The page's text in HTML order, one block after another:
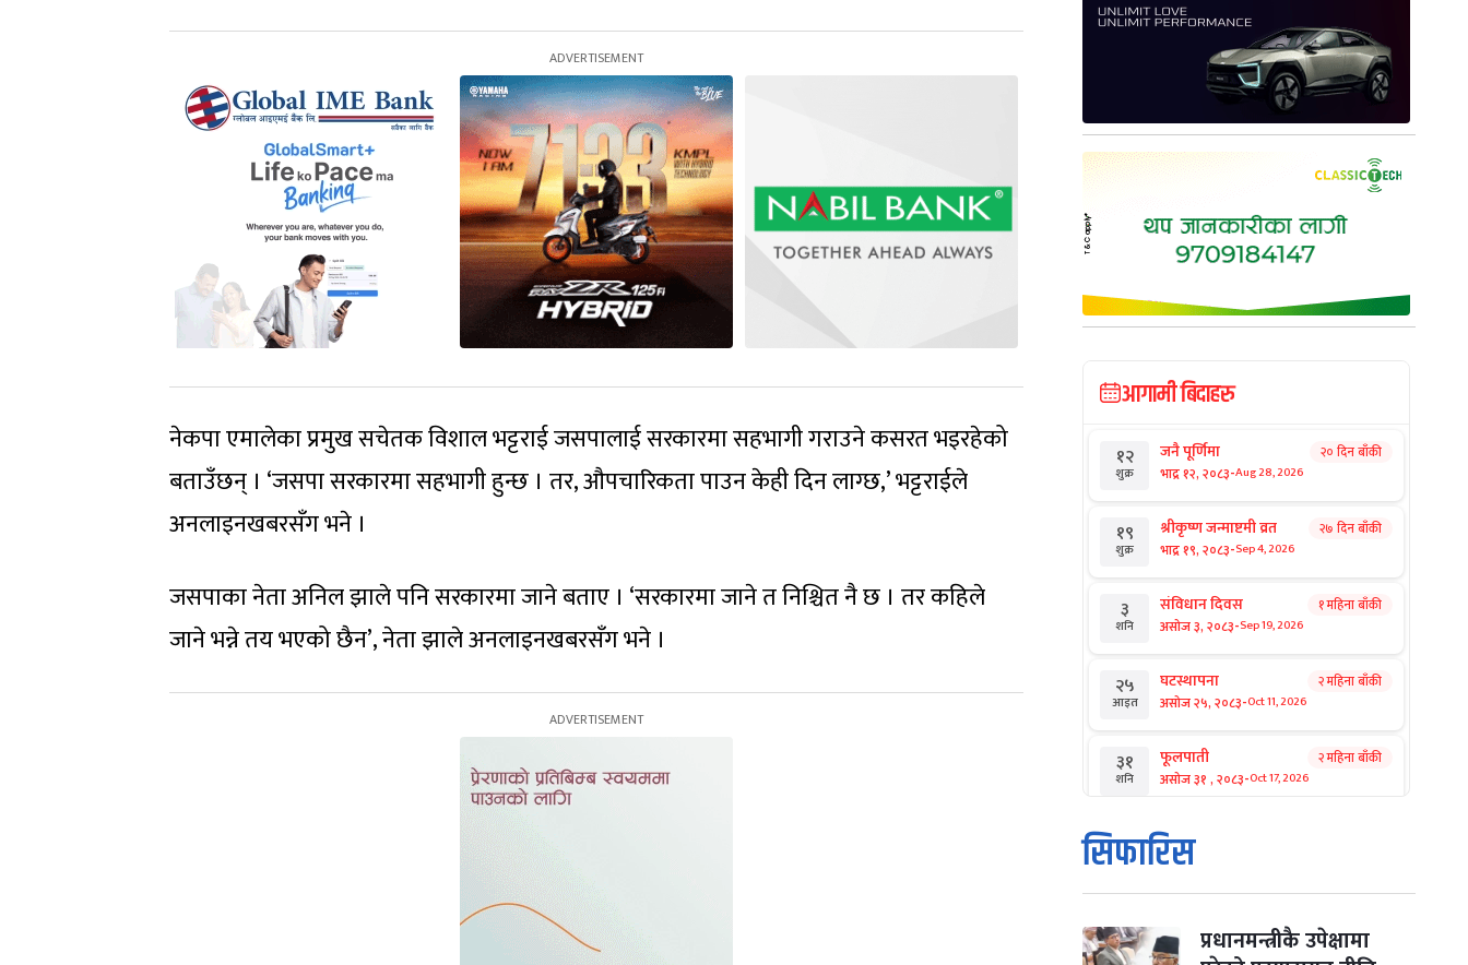
नेकपा एमालेका प्रमुख सचेतक विशाल भट्टराई जसपालाई सरकारमा सहभागी गराउने कसरत भइरहेको
बताउँछन् । ‘जसपा सरकारमा सहभागी हुन्छ । तर, औपचारिकता पाउन केही दिन लाग्छ,’ भट्टराईले
अनलाइनखबरसँग भने ।
जसपाका नेता अनिल झाले पनि सरकारमा जाने बताए । ‘सरकारमा जाने त निश्चित नै छ । तर कहिले
जाने भन्ने तय भएको छैन’, नेता झाले अनलाइनखबरसँग भने ।
आगामी बिदाहरु
१२
शुक्र
जनै पूर्णिमा
भाद्र १२, २०८३-Aug 28, 2026
२० दिन बाँकी
१९
शुक्र
श्रीकृष्ण जन्माष्टमी व्रत
भाद्र १९, २०८३-Sep 4, 2026
२७ दिन बाँकी
३
शनि
संविधान दिवस
असोज ३, २०८३-Sep 19, 2026
१ महिना बाँकी
२५
आइत
घटस्थापना
असोज २५, २०८३-Oct 11, 2026
२ महिना बाँकी
३१
शनि
फूलपाती
असोज ३१ , २०८३-Oct 17, 2026
२ महिना बाँकी
१
आइत
कार्तिक सङ्क्रान्ति
कार्तिक १, २०८३
मंगल कार्तिक ३, २०८३-Oct 20, 2026
सिफारिस
प्रधानमन्त्रीकै उपेक्षामा